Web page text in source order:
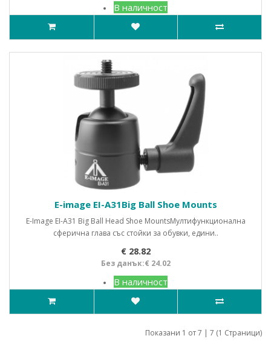
В наличност
E-image EI-A31Big Ball Shoe Mounts
E-Image EI-A31 Big Ball Head Shoe MountsМултифункционална
сферична глава със стойки за обувки, едини..
€ 28.82
Без данък:€ 24.02
В наличност
Показани 1 от 7 | 7 (1 Страници)